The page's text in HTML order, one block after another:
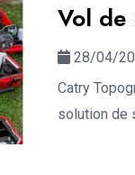
Vol
28/04/
Catry
solution de